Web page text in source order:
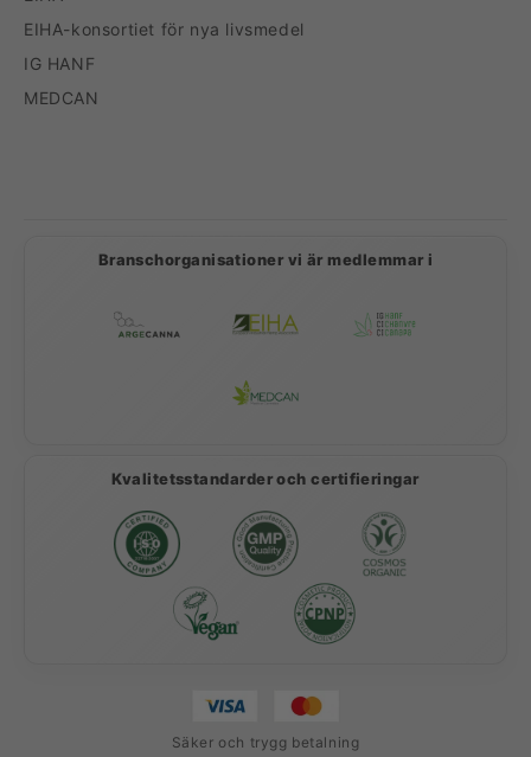
EIHA-konsortiet för nya livsmedel
IG HANF
MEDCAN
Branschorganisationer vi är medlemmar i
Kvalitetsstandarder och certifieringar
Säker och trygg betalning